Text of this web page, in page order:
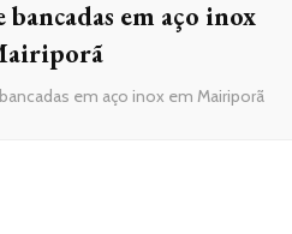
em aço inox
em aço inox em Mairiporã